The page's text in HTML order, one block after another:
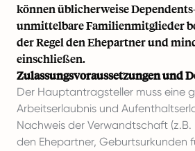
können üblicherweise
unmittelbare Familienmitglieder
der Regel den Ehepartner und
einschließen.
Zulassungsvoraussetzungen und
Der Hauptantragsteller muss eine
Arbeitserlaubnis und
Nachweis der Verwandtschaft
den Ehepartner, Geburtsurkunden